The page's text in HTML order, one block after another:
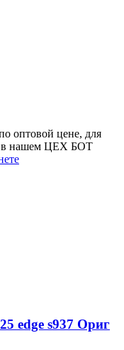
оптовой цене, для
в нашем ЦЕХ БОТ
edge s937 Ориг